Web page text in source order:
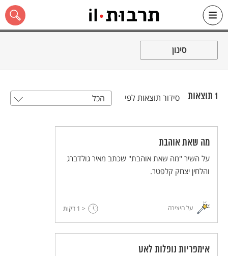
Skip
כל האתר
סינון
1 תוצאות סידור תוצאות לפי הכל
מה שאת אוהבת
על השיר "מה שאת אוהבת" שכתב מאיר גולדברג
והלחין יצחק קלפטר.
על היצירה < 1 דקות
אימפריות נופלות לאט